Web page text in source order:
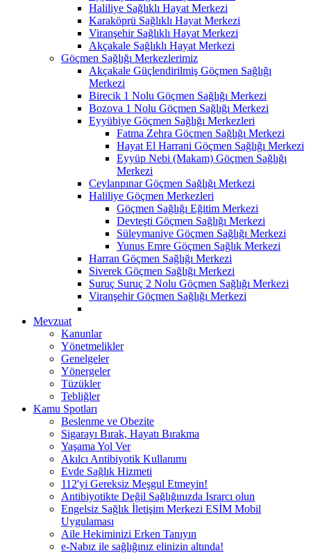
Haliliye Sağlıklı Hayat Merkezi
Karaköprü Sağlıklı Hayat Merkezi
Viranşehir Sağlıklı Hayat Merkezi
Akçakale Sağlıklı Hayat Merkezi
Göçmen Sağlığı Merkezlerimiz
Akçakale Güçlendirilmiş Göçmen Sağlığı
Merkezi
Birecik 1 Nolu Göçmen Sağlığı Merkezi
Bozova 1 Nolu Göçmen Sağlığı Merkezi
Eyyübiye Göçmen Sağlığı Merkezleri
Fatma Zehra Göçmen Sağlığı Merkezi
Hayat El Harrani Göçmen Sağlığı Merkezi
Eyyüp Nebi (Makam) Göçmen Sağlığı
Merkezi
Ceylanpınar Göçmen Sağlığı Merkezi
Haliliye Göçmen Merkezleri
Göçmen Sağlığı Eğitim Merkezi
Devteşti Göçmen Sağlığı Merkezi
Süleymaniye Göçmen Sağlığı Merkezi
Yunus Emre Göçmen Sağlık Merkezi
Harran Göçmen Sağlığı Merkezi
Siverek Göçmen Sağlığı Merkezi
Suruç Suruç 2 Nolu Göçmen Sağlığı Merkezi
Viranşehir Göçmen Sağlığı Merkezi
Mevzuat
Kanunlar
Yönetmelikler
Genelgeler
Yönergeler
Tüzükler
Tebliğler
Kamu Spotları
Beslenme ve Obezite
Sigarayı Bırak, Hayatı Bırakma
Yaşama Yol Ver
Akılcı Antibiyotik Kullanımı
Evde Sağlık Hizmeti
112'yi Gereksiz Meşgul Etmeyin!
Antibiyotikte Değil Sağlığınızda Israrcı olun
Engelsiz Sağlık İletişim Merkezi ESİM Mobil
Uygulaması
Aile Hekiminizi Erken Tanıyın
e-Nabız ile sağlığınız elinizin altında!